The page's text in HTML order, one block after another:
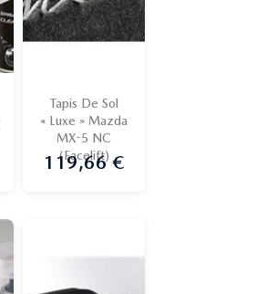
Tapis De Sol
« Luxe » Mazda
MX-5 NC
(Facelift)
Prix
119,66 €